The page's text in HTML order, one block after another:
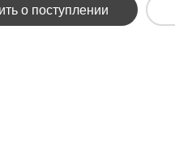
о поступлении